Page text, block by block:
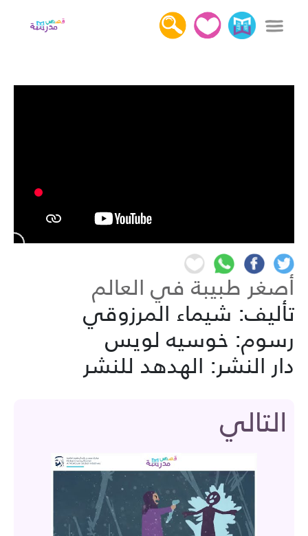
x
التالي
أصغر طبيبة في العالم
تأليف: شيماء المرزوقي
رسوم: خوسيه لويس
دار النشر: الهدهد للنشر